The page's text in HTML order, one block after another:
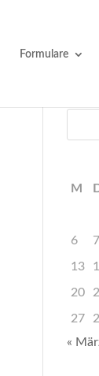
Formulare
M
6 7
13
20
27
«